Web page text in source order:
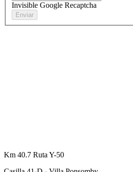
Invisible Google Recaptcha
Km 40.7 Ruta Y-50